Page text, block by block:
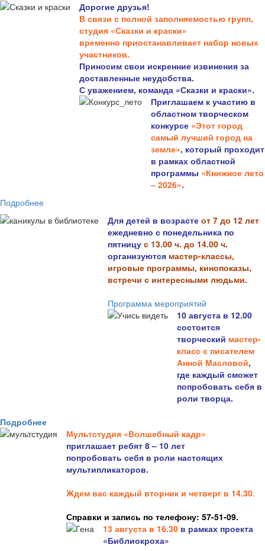
Дорогие друзья!
В связи с полной заполняемостью групп,
студия «Сказки и краски»
временно приостанавливает набор новых
участников.
Приносим свои искренние извинения за
доставленные неудобства.
С уважением, команда «Сказки и краски».
Приглашаем к участию в
областном творческом
конкурсе «Этот город
самый лучший город на
земле», который проходит
в рамках областной
программы «Книжное лето
– 2026».
Подробнее
Для детей в возрасте от 7 до 12 лет
ежедневно с понедельника по
пятницу с 13.00 ч. до 14.00 ч.
организуются мастер-классы,
игровые программы, кинопоказы,
встречи с интересными людьми.
Программа мероприятий
10 августа в 12.00
состоится
творческий мастер-
класс с писателем
Анной Масловой,
где каждый сможет
попробовать себя в
роли творца.
Подробнее
Мультстудия «Волшебный кадр»
приглашает ребят 8 – 10 лет
попробовать себя в роли настоящих
мультипликаторов.
Ждем вас каждый вторник и четверг в 14.30.
Справки и запись по телефону: 57-51-09.
13 августа в 16.30 в рамках проекта
«Библиокроха»